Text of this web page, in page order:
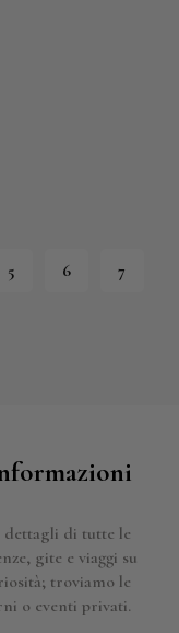
5 6 7
dettagli di tutte le
gite e viaggi su
troviamo le
o eventi privati.